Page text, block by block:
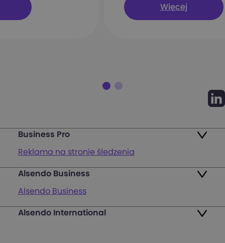
Więcej
Business Pro
Reklama na stronie śledzenia
Mapa punktów
Zwroty
Alsendo Business
Alsendo Business
Przesyłki krajowe
Alsendo International